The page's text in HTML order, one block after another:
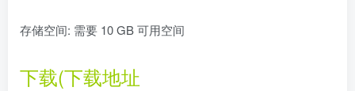
存储空间: 需要 10 GB 可用空间
下载(下载地址